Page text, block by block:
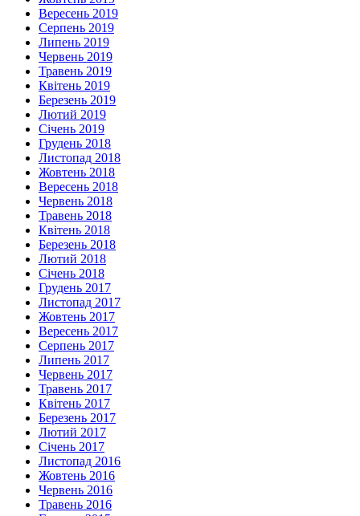
Вересень 2019
Серпень 2019
Липень 2019
Червень 2019
Травень 2019
Квітень 2019
Березень 2019
Лютий 2019
Січень 2019
Грудень 2018
Листопад 2018
Жовтень 2018
Вересень 2018
Червень 2018
Травень 2018
Квітень 2018
Березень 2018
Лютий 2018
Січень 2018
Грудень 2017
Листопад 2017
Жовтень 2017
Вересень 2017
Серпень 2017
Липень 2017
Червень 2017
Травень 2017
Квітень 2017
Березень 2017
Лютий 2017
Січень 2017
Листопад 2016
Жовтень 2016
Червень 2016
Травень 2016